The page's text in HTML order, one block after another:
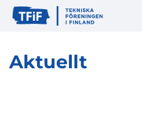
Aktuellt